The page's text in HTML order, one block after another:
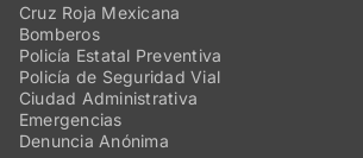
Cruz Roja Mexicana
Bomberos
Policía Estatal Preventiva
Policía de Seguridad Vial
Ciudad Administrativa
Emergencias
Denuncia Anónima